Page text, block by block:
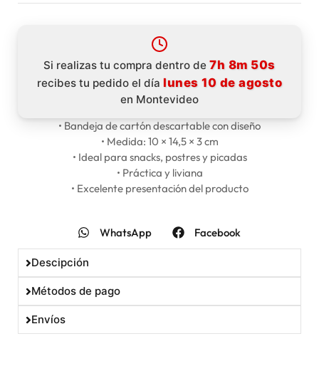
Si realizas tu compra dentro de7h 8m 49s
recibes tu pedido el día lunes 10 de agosto
en Montevideo
• Bandeja de cartón descartable con diseño
• Medida: 10 × 14,5 × 3 cm
• Ideal para snacks, postres y picadas
• Práctica y liviana
• Excelente presentación del producto
WhatsApp Facebook
Descipción
Métodos de pago
Envíos